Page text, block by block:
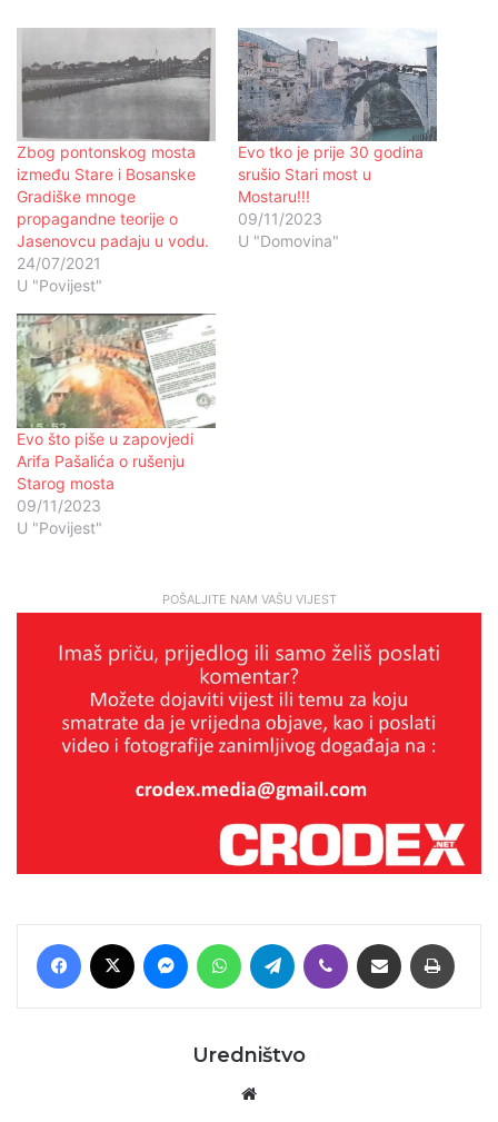
Zbog pontonskog mosta
između Stare i Bosanske
Gradiške mnoge
propagandne teorije o
Jasenovcu padaju u vodu.
24/07/2021
U "Povijest"
Evo tko je prije 30 godina
srušio Stari most u
Mostaru!!!
09/11/2023
U "Domovina"
Evo što piše u zapovjedi
Arifa Pašalića o rušenju
Starog mosta
09/11/2023
U "Povijest"
POŠALJITE NAM VAŠU VIJEST
Facebook MessengerWhatsAppTelegram Viber Podijeli putem E-maila
Uredništvo